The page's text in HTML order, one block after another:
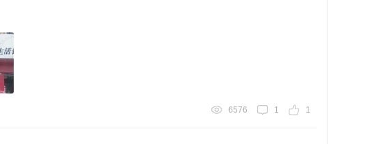
6576 1 1